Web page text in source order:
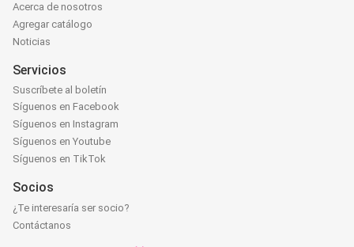
Acerca de nosotros
Agregar catálogo
Noticias
Servicios
Suscríbete al boletín
Síguenos en Facebook
Síguenos en Instagram
Síguenos en Youtube
Síguenos en TikTok
Socios
¿Te interesaría ser socio?
Contáctanos